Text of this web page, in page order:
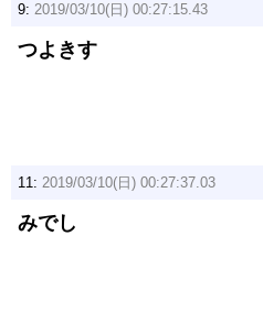
9: 2019/03/10(日) 00:27:15.43
つよきす
11: 2019/03/10(日) 00:27:37.03
みでし